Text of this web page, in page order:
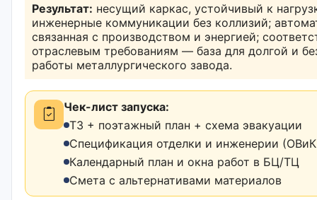
Результат: несущий каркас, устойчивый к
инженерные коммуникации без коллизий;
связанная с производством и энергией;
отраслевым требованиям — база для долгой и
работы металлургического завода.
Чек-лист запуска:
ТЗ + поэтажный план + схема эвакуации
Спецификация отделки и инженерии
Календарный план и окна работ в БЦ/ТЦ
Смета с альтернативами материалов